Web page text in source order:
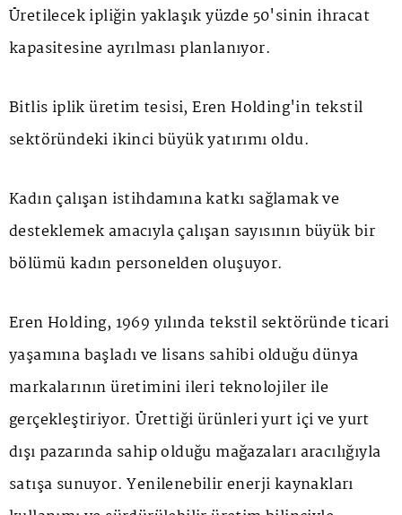
Üretilecek ipliğin yaklaşık yüzde 50'sinin ihracat
kapasitesine ayrılması planlanıyor.
Bitlis iplik üretim tesisi, Eren Holding'in tekstil
sektöründeki ikinci büyük yatırımı oldu.
Kadın çalışan istihdamına katkı sağlamak ve
desteklemek amacıyla çalışan sayısının büyük bir
bölümü kadın personelden oluşuyor.
Eren Holding, 1969 yılında tekstil sektöründe ticari
yaşamına başladı ve lisans sahibi olduğu dünya
markalarının üretimini ileri teknolojiler ile
gerçekleştiriyor. Ürettiği ürünleri yurt içi ve yurt
dışı pazarında sahip olduğu mağazaları aracılığıyla
satışa sunuyor. Yenilenebilir enerji kaynakları